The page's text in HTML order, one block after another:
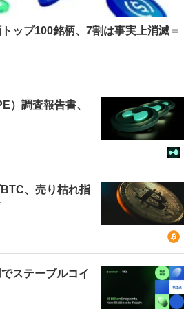
ップ100銘柄、7割は事実上消滅＝
）調査報告書、
、売り枯れ指
ステーブルコイ